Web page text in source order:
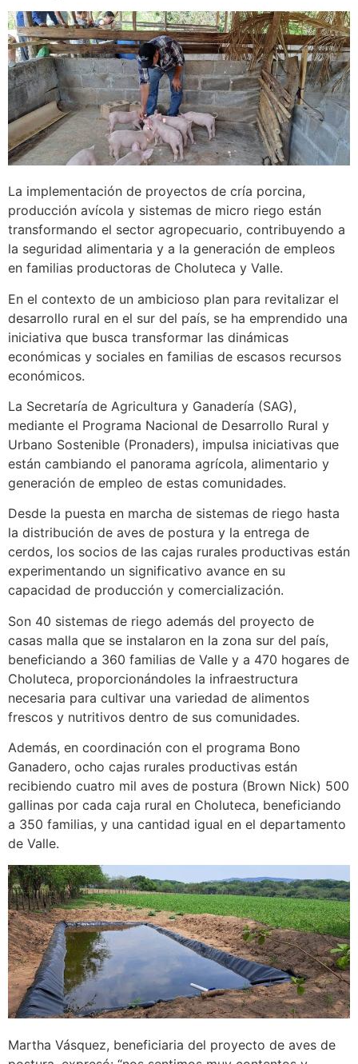
La implementación de proyectos de cría porcina,
producción avícola y sistemas de micro riego están
transformando el sector agropecuario, contribuyendo a
la seguridad alimentaria y a la generación de empleos
en familias productoras de Choluteca y Valle.
En el contexto de un ambicioso plan para revitalizar el
desarrollo rural en el sur del país, se ha emprendido una
iniciativa que busca transformar las dinámicas
económicas y sociales en familias de escasos recursos
económicos.
La Secretaría de Agricultura y Ganadería (SAG),
mediante el Programa Nacional de Desarrollo Rural y
Urbano Sostenible (Pronaders), impulsa iniciativas que
están cambiando el panorama agrícola, alimentario y
generación de empleo de estas comunidades.
Desde la puesta en marcha de sistemas de riego hasta
la distribución de aves de postura y la entrega de
cerdos, los socios de las cajas rurales productivas están
experimentando un significativo avance en su
capacidad de producción y comercialización.
Son 40 sistemas de riego además del proyecto de
casas malla que se instalaron en la zona sur del país,
beneficiando a 360 familias de Valle y a 470 hogares de
Choluteca, proporcionándoles la infraestructura
necesaria para cultivar una variedad de alimentos
frescos y nutritivos dentro de sus comunidades.
Además, en coordinación con el programa Bono
Ganadero, ocho cajas rurales productivas están
recibiendo cuatro mil aves de postura (Brown Nick) 500
gallinas por cada caja rural en Choluteca, beneficiando
a 350 familias, y una cantidad igual en el departamento
de Valle.
Martha Vásquez, beneficiaria del proyecto de aves de